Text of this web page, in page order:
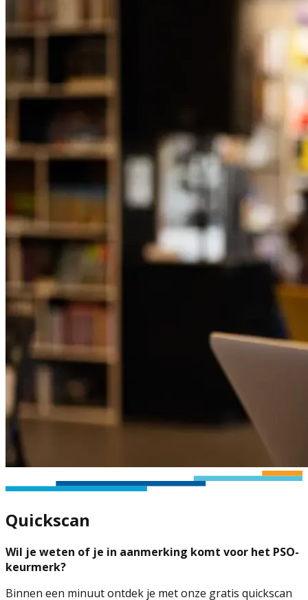
Quickscan
Wil je weten of je in aanmerking komt voor het PSO-
keurmerk?
Binnen een minuut ontdek je met onze gratis quickscan